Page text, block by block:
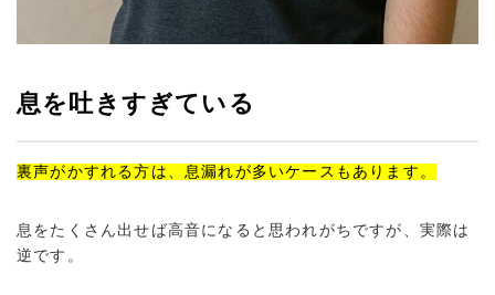
息を吐きすぎている
裏声がかすれる方は、息漏れが多いケースもあります。
息をたくさん出せば高音になると思われがちですが、実際は
逆です。